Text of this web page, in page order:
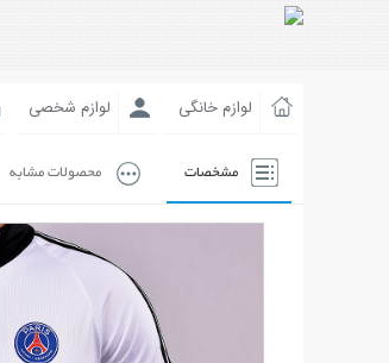
لوازم خانگی لوازم شخصی
مشخصات محصولات مشابه